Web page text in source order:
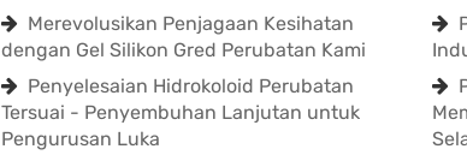
Merevolusikan Penjagaan Kesihatan
dengan Gel Silikon Gred Perubatan Kami
Penyelesaian Hidrokoloid Perubatan
Tersuai - Penyembuhan Lanjutan untuk
Pengurusan Luka